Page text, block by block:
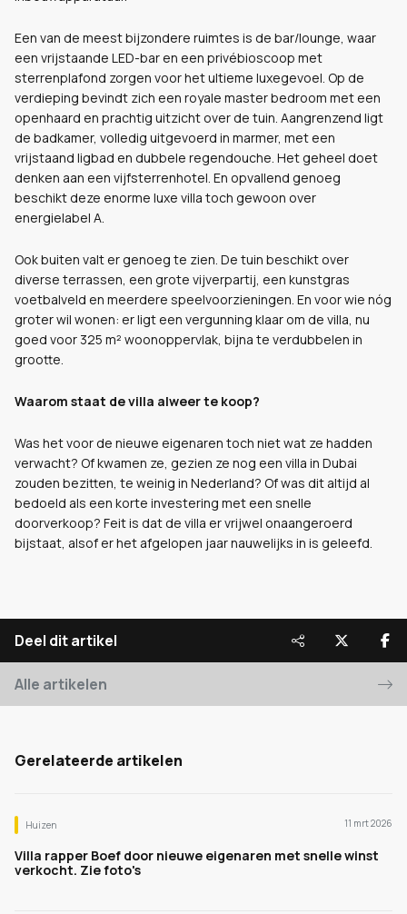
Een van de meest bijzondere ruimtes is de bar/lounge, waar
een vrijstaande LED-bar en een privébioscoop met
sterrenplafond zorgen voor het ultieme luxegevoel. Op de
verdieping bevindt zich een royale master bedroom met een
openhaard en prachtig uitzicht over de tuin. Aangrenzend ligt
de badkamer, volledig uitgevoerd in marmer, met een
vrijstaand ligbad en dubbele regendouche. Het geheel doet
denken aan een vijfsterrenhotel. En opvallend genoeg
beschikt deze enorme luxe villa toch gewoon over
energielabel A.
Ook buiten valt er genoeg te zien. De tuin beschikt over
diverse terrassen, een grote vijverpartij, een kunstgras
voetbalveld en meerdere speelvoorzieningen. En voor wie nóg
groter wil wonen: er ligt een vergunning klaar om de villa, nu
goed voor 325 m² woonoppervlak, bijna te verdubbelen in
grootte.
Waarom staat de villa alweer te koop?
Was het voor de nieuwe eigenaren toch niet wat ze hadden
verwacht? Of kwamen ze, gezien ze nog een villa in Dubai
zouden bezitten, te weinig in Nederland? Of was dit altijd al
bedoeld als een korte investering met een snelle
doorverkoop? Feit is dat de villa er vrijwel onaangeroerd
bijstaat, alsof er het afgelopen jaar nauwelijks in is geleefd.
Deel dit artikel
Alle artikelen
Gerelateerde artikelen
Huizen 11 mrt 2026
Villa rapper Boef door nieuwe eigenaren met snelle winst
verkocht. Zie foto's